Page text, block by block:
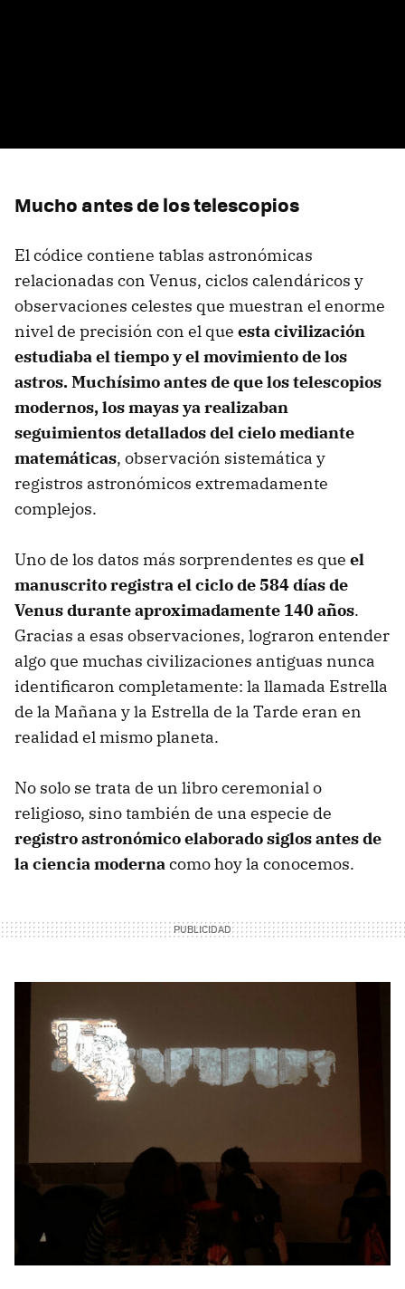
Mucho antes de los telescopios
El códice contiene tablas astronómicas
relacionadas con Venus, ciclos calendáricos y
observaciones celestes que muestran el enorme
nivel de precisión con el que esta civilización
estudiaba el tiempo y el movimiento de los
astros. Muchísimo antes de que los telescopios
modernos, los mayas ya realizaban
seguimientos detallados del cielo mediante
matemáticas, observación sistemática y
registros astronómicos extremadamente
complejos.
Uno de los datos más sorprendentes es que el
manuscritoregistra el ciclo de 584 días de
Venus durante aproximadamente 140 años.
Gracias a esas observaciones, lograron entender
algo que muchas civilizaciones antiguas nunca
identificaron completamente: la llamada Estrella
de la Mañana y la Estrella de la Tarde eran en
realidad el mismo planeta.
No solo se trata de un libro ceremonial o
religioso, sino también de una especie de
registro astronómico elaborado siglos antes de
la ciencia modernacomo hoy la conocemos.